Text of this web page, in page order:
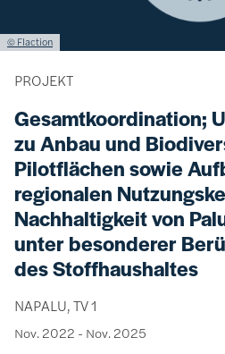
Lizenzinformationen einschließlich Urheberrecht
© Flaction
PROJEKT
Gesamtkoordination;
zu Anbau und
Pilotflächen sowie
regionalen
Nachhaltigkeit von
unter besonderer
des Stoffhaushaltes
NAPALU, TV 1
Nov. 2022 - Nov. 2025